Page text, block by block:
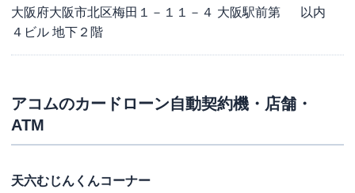
大阪府大阪市北区梅田１－１１－４ 大阪駅前第
４ビル 地下２階
以内
アコムのカードローン自動契約機・店舗・
ATM
天六むじんくんコーナー